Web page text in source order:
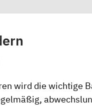
wird die wichtige